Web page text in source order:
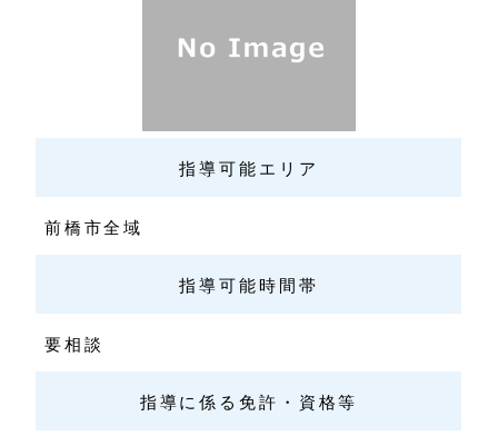
指導可能エリア
前橋市全域
指導可能時間帯
要相談
指導に係る免許・資格等